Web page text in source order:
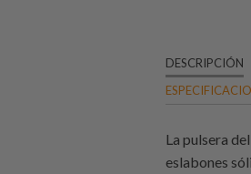
DESCRIPCIÓN
La pulsera
eslabones